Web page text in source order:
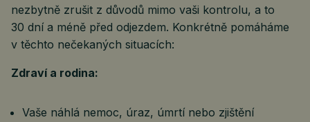
nezbytně zrušit z důvodů mimo vaši kontrolu, a to
30 dní a méně před odjezdem. Konkrétně pomáháme
v těchto nečekaných situacích:
Zdraví a rodina:
Vaše náhlá nemoc, úraz, úmrtí nebo zjištění